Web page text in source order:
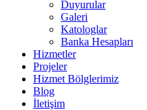
Duyurular
Galeri
Katologlar
Banka Hesapları
Hizmetler
Projeler
Hizmet Bölglerimiz
Blog
İletişim